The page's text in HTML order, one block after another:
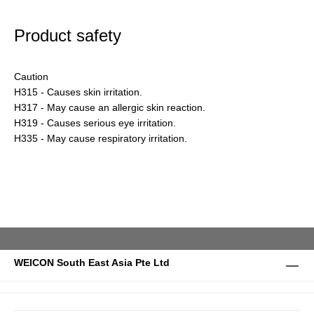
Product safety
Caution
H315 - Causes skin irritation.
H317 - May cause an allergic skin reaction.
H319 - Causes serious eye irritation.
H335 - May cause respiratory irritation.
WEICON South East Asia Pte Ltd